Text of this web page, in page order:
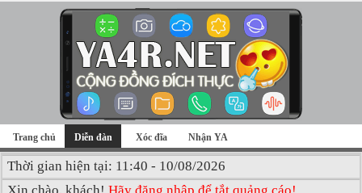
Trang chủ Diễn đàn Xóc đĩa Nhận YA
Thời gian hiện tại: 11:40 - 10/08/2026